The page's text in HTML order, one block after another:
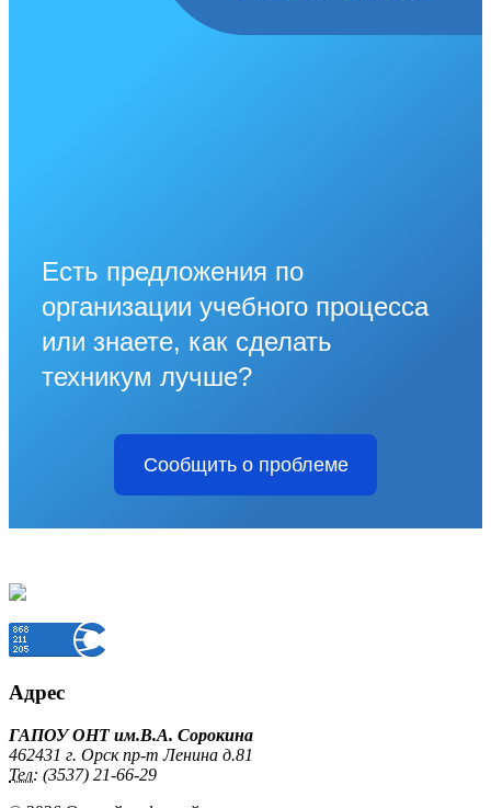
Есть предложения по
организации учебного процесса
или знаете, как сделать
техникум лучше?
Сообщить о проблеме
Адрес
ГАПОУ ОНТ им.В.А. Сорокина
462431 г. Орск пр-т Ленина д.81
Тел: (3537) 21-66-29